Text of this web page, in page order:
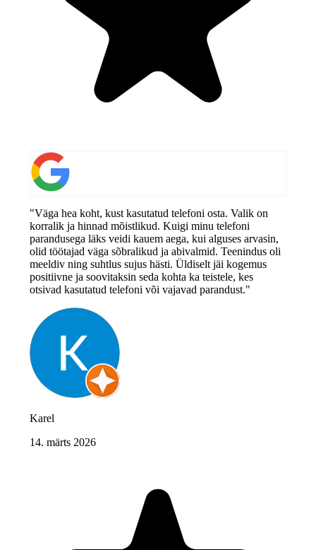
"Väga hea koht, kust kasutatud telefoni osta. Valik on
korralik ja hinnad mõistlikud. Kuigi minu telefoni
parandusega läks veidi kauem aega, kui alguses arvasin,
olid töötajad väga sõbralikud ja abivalmid. Teenindus oli
meeldiv ning suhtlus sujus hästi. Üldiselt jäi kogemus
positiivne ja soovitaksin seda kohta ka teistele, kes
otsivad kasutatud telefoni või vajavad parandust."
Karel
14. märts 2026